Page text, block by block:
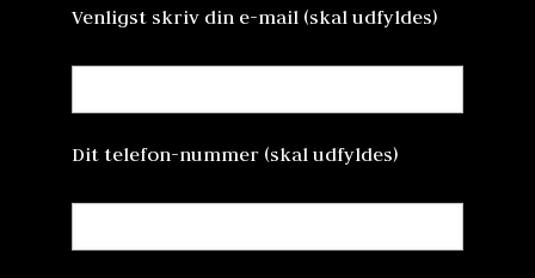
Venligst skriv din e-mail (skal udfyldes)
Dit telefon-nummer (skal udfyldes)